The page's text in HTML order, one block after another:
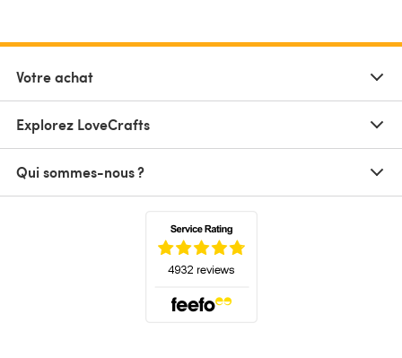
Votre achat
Explorez LoveCrafts
Qui sommes-nous ?